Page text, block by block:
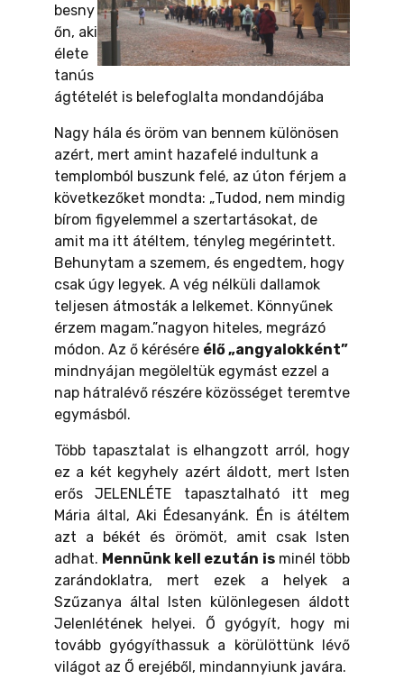
besny
őn, aki
élete
tanús
ágtételét is belefoglalta mondandójába
Nagy hála és öröm van bennem különösen
azért, mert amint hazafelé indultunk a
templomból buszunk felé, az úton férjem a
következőket mondta: „Tudod, nem mindig
bírom figyelemmel a szertartásokat, de
amit ma itt átéltem, tényleg megérintett.
Behunytam a szemem, és engedtem, hogy
csak úgy legyek. A vég nélküli dallamok
teljesen átmosták a lelkemet. Könnyűnek
érzem magam.”nagyon hiteles, megrázó
módon. Az ő kérésére élő „angyalokként”
mindnyájan megöleltük egymást ezzel a
nap hátralévő részére közösséget teremtve
egymásból.
Több tapasztalat is elhangzott arról, hogy
ez a két kegyhely azért áldott, mert Isten
erős JELENLÉTE tapasztalható itt meg
Mária által, Aki Édesanyánk. Én is átéltem
azt a békét és örömöt, amit csak Isten
adhat. Mennünk kell ezután isminél több
zarándoklatra, mert ezek a helyek a
Szűzanya által Isten különlegesen áldott
Jelenlétének helyei. Ő gyógyít, hogy mi
tovább gyógyíthassuk a körülöttünk lévő
világot az Ő erejéből, mindannyiunk javára.